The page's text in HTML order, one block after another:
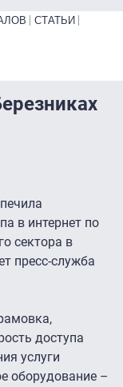
СТАТЬИ
в интернет по
сектора в
пресс-служба
доступа
услуги
оборудование –